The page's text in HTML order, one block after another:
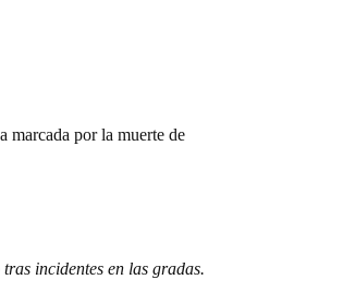
marcada por la muerte de
incidentes en las gradas.